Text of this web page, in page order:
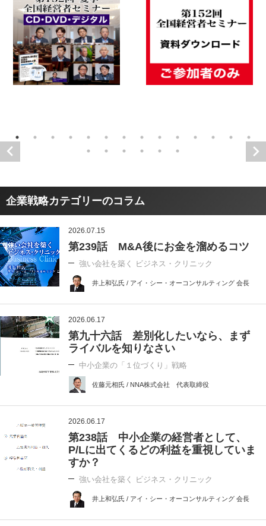
企業戦略カテゴリーのコラム
2026.07.15
第239話 M&A後にお金を溜めるコツ
強い会社を築く ビジネス・クリニック
井上和弘氏 / アイ・シー・オーコンサルティング 会長
2026.06.17
第九十六話 差別化したいなら、まず
ライバルを知りなさい
中小企業の「１位づくり」戦略
佐藤元相氏 / NNA株式会社 代表取締役
2026.06.17
第238話 中小企業の経営者として、
P/Lに出てくるどの利益を重視していま
すか？
強い会社を築く ビジネス・クリニック
井上和弘氏 / アイ・シー・オーコンサルティング 会長